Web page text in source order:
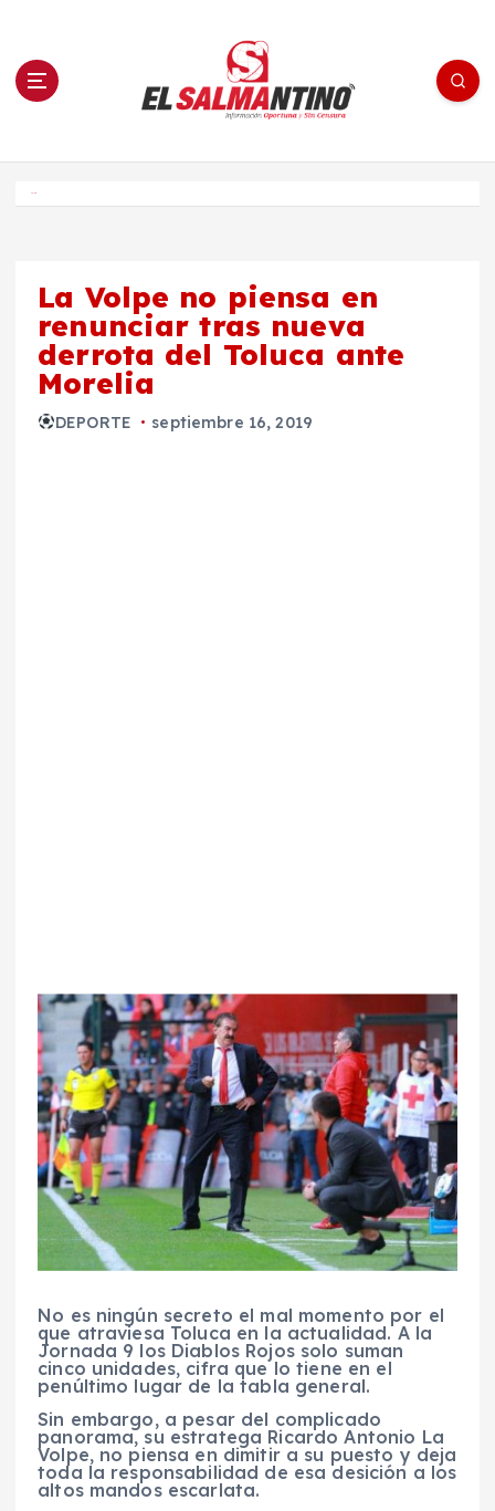
n El Salmantino - medios/noticias/editorial
La Volpe no piensa en
renunciar tras nueva
derrota del Toluca ante
Morelia
DEPORTE septiembre 16, 2019
No es ningún secreto el mal momento por el
que atraviesa Toluca en la actualidad. A la
Jornada 9 los Diablos Rojos solo suman
cinco unidades, cifra que lo tiene en el
penúltimo lugar de la tabla general.
Sin embargo, a pesar del complicado
panorama, su estratega Ricardo Antonio La
Volpe, no piensa en dimitir a su puesto y deja
toda la responsabilidad de esa desición a los
altos mandos escarlata.